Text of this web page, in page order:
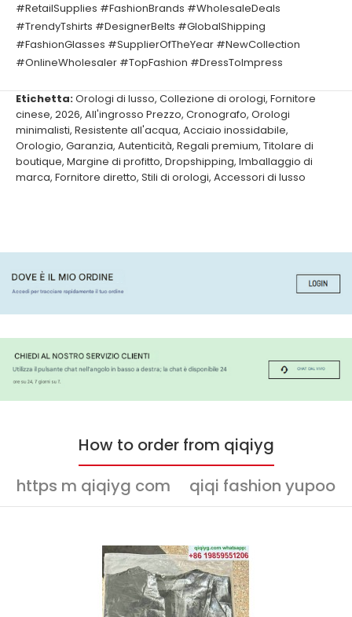
#RetailSupplies #FashionBrands #WholesaleDeals
#TrendyTshirts #DesignerBelts #GlobalShipping
#FashionGlasses #SupplierOfTheYear #NewCollection
#OnlineWholesaler #TopFashion #DressToImpress
Etichetta:Orologi di lusso, Collezione di orologi, Fornitore
cinese, 2026, All'ingrosso Prezzo, Cronografo, Orologi
minimalisti, Resistente all'acqua, Acciaio inossidabile,
Orologio, Garanzia, Autenticità, Regali premium, Titolare di
boutique, Margine di profitto, Dropshipping, Imballaggio di
marca, Fornitore diretto, Stili di orologi, Accessori di lusso
How to order from qiqiyg
https m qiqiyg com
qiqi fashion yupoo